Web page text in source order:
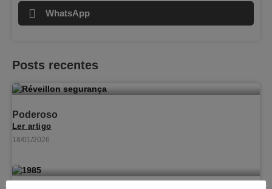
WhatsApp
Posts recentes
Poderoso
Ler artigo
18/01/2026